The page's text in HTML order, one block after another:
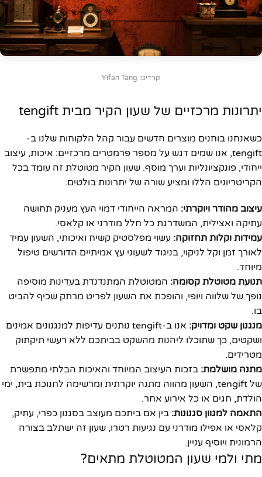
קרדיט: Yifan Tang
יתרונות מרכזיים של שעון הקיר מבית tengift
כשאנחנו בוחנים מוצרים חדשים עבור קהל הלקוחות שלנו ב-
tengift, אנו שמים דגש על מספר פרמטרים מרכזיים: איכות, עיצוב
ייחודי, פונקציונליות וערך מוסף. שעון הקיר מטוטלת זה עומד בכל
הקריטריונים הללו ומציע שורה של יתרונות בולטים:
עיצוב מהודר ויוקרתי: המראה הייחודי דמוי העץ מעניק תחושה
עתיקה ואצילית, המשדרגת כל חלל מודרני או קלאסי.
עמידות וקלות תחזוקה: עשוי מפלסטיק קשיח ואיכותי, השעון עמיד
לאורך זמן וקל לניקוי, בניגוד לשעוני עץ אמיתיים הדורשים טיפול
מיוחד.
תנועת מטוטלת קסומה: המטוטלת המתנדנדת בעדינות מוסיפה
נופך של שלווה ויופי, והופכת את השעון לפריט מרתק שכיף להביט
בו.
מנגנון שקט ומדויק:
אנו ב-tengift נותנים עדיפות למנגנונים אמינים
ושקטים, כך שתוכלו ליהנות מהשקט בביתכם ללא רעשי תיקתוק
מטרידים.
מתנה מושלמת: בזכות העיצוב המיוחד והאיכות הבלתי מתפשרת
של tengift, השעון מהווה מתנה יוקרתית ומרשימה לחנוכת בית, ימי
הולדת, חגים או כל אירוע אחר.
התאמה למגוון סגנונות: בין אם ביתכם מעוצב בסגנון כפרי, עתיק,
קלאסי או אפילו מודרני עם נגיעות רטרו, שעון זה ישתלב בצורה
הרמונית ויוסיף עניין.
מתי ולמי שעון המטוטלת מתאים?